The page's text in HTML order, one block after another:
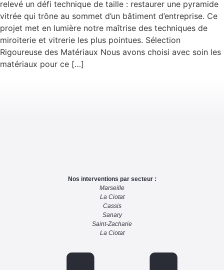
relevé un défi technique de taille : restaurer une pyramide
vitrée qui trône au sommet d’un bâtiment d’entreprise. Ce
projet met en lumière notre maîtrise des techniques de
miroiterie et vitrerie les plus pointues. Sélection
Rigoureuse des Matériaux Nous avons choisi avec soin les
matériaux pour ce […]
Nos interventions par secteur :
Marseille
La Ciotat
Cassis
Sanary
Saint-Zacharie
La Ciotat